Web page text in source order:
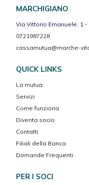
MARCHIGIANO
Via Vittorio Emanuele, 1 -
0721987228
cassamutua@marche-
QUICK LINKS
La mutua
Servizi
Come funziona
Diventa socio
Contatti
Filiali della Banca
Domande Frequenti
PER I SOCI